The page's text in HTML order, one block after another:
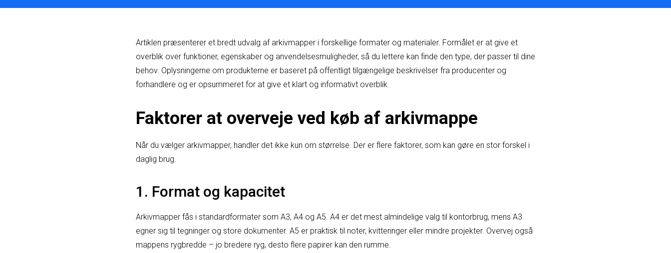
Artiklen præsenterer et bredt udvalg af arkivmapper i forskellige formater og materialer. Formålet er at give et
overblik over funktioner, egenskaber og anvendelsesmuligheder, så du lettere kan finde den type, der passer til dine
behov. Oplysningerne om produkterne er baseret på offentligt tilgængelige beskrivelser fra producenter og
forhandlere og er opsummeret for at give et klart og informativt overblik.
Faktorer at overveje ved køb af arkivmappe
Når du vælger arkivmapper, handler det ikke kun om størrelse. Der er flere faktorer, som kan gøre en stor forskel i
daglig brug.
1. Format og kapacitet
Arkivmapper fås i standardformater som A3, A4 og A5. A4 er det mest almindelige valg til kontorbrug, mens A3
egner sig til tegninger og store dokumenter. A5 er praktisk til noter, kvitteringer eller mindre projekter. Overvej også
mappens rygbredde – jo bredere ryg, desto flere papirer kan den rumme.